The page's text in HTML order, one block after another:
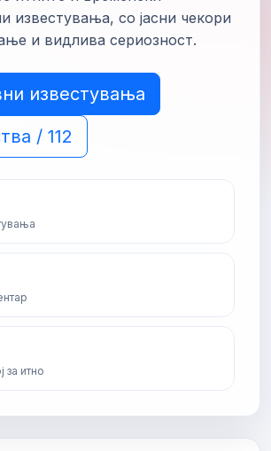
известувања, со јасни чекори
и видлива сериозност.
известувања
/ 112
за итно